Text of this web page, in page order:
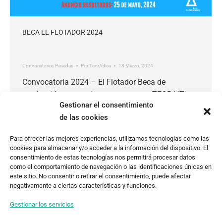
Gestionar el consentimiento
de las cookies
Para ofrecer las mejores experiencias, utilizamos tecnologías como las
cookies para almacenar y/o acceder a la información del dispositivo. El
consentimiento de estas tecnologías nos permitirá procesar datos
como el comportamiento de navegación o las identificaciones únicas en
este sitio. No consentir o retirar el consentimiento, puede afectar
negativamente a ciertas características y funciones.
Gestionar los servicios
BECA EL FLOTADOR 2024
Convocatorias Pasadas PorTeor/ética 18 Marzo, 2024
Convocatoria 2024 – El Flotador Beca de
producción para artistas emergentes TEOR/éTica
y Lado V invitan a artistas emergentes a presentar
propuestas para concursar por becas de
importantes Lanzamiento: 18 de marzo, 2024
Cierre: 21 de abril, 2024 Anuncio público de
resultados: 25 de mayo, 2024 Pago de beca:…